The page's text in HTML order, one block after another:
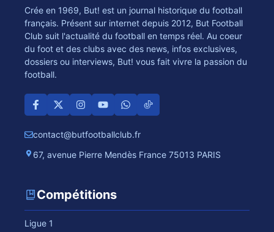
Crée en 1969, But! est un journal historique du football
français. Présent sur internet depuis 2012, But Football
Club suit l'actualité du football en temps réel. Au coeur
du foot et des clubs avec des news, infos exclusives,
dossiers ou interviews, But! vous fait vivre la passion du
football.
contact@butfootballclub.fr
67, avenue Pierre Mendès France 75013 PARIS
Compétitions
Ligue 1